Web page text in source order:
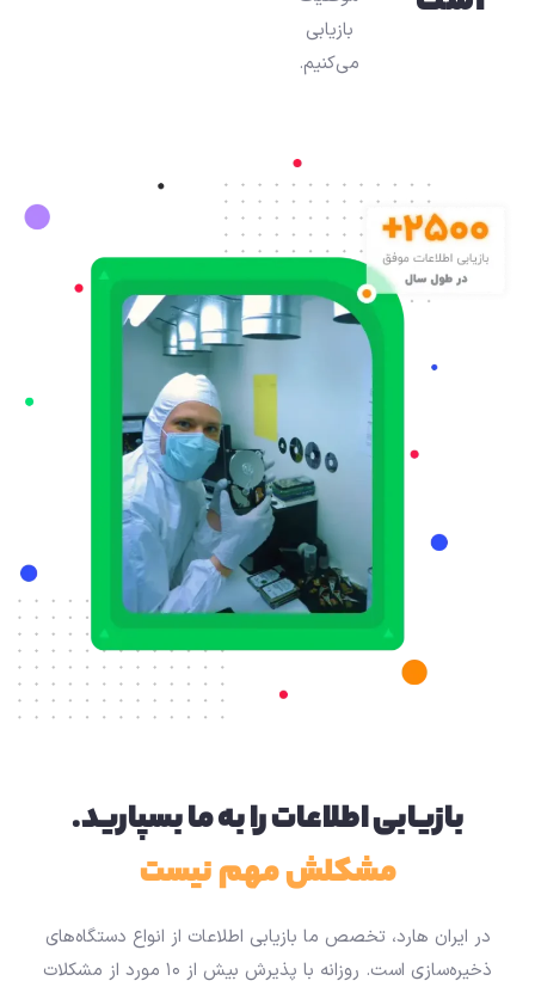
بازیابی
می‌کنیم.
بازیابی اطلاعات را به ما بسپارید.
مشکلش مهم نیست
در ایران هارد، تخصص ما بازیابی اطلاعات از انواع دستگاه‌های
ذخیره‌سازی است. روزانه با پذیرش بیش از ۱۰ مورد از مشکلات